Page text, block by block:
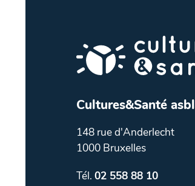
Cultures&Santé asbl
148 rue d'Anderlecht
1000 Bruxelles
Tél. 02 558 88 10